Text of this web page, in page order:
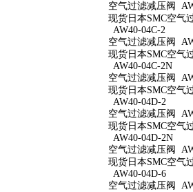
空气过滤减压阀
现货日本SMC空气
AW40-04C-2
空气过滤减压阀
现货日本SMC空气
AW40-04C-2N
空气过滤减压阀
现货日本SMC空气
AW40-04D-2
空气过滤减压阀
现货日本SMC空气
AW40-04D-2N
空气过滤减压阀
现货日本SMC空气
AW40-04D-6
空气过滤减压阀